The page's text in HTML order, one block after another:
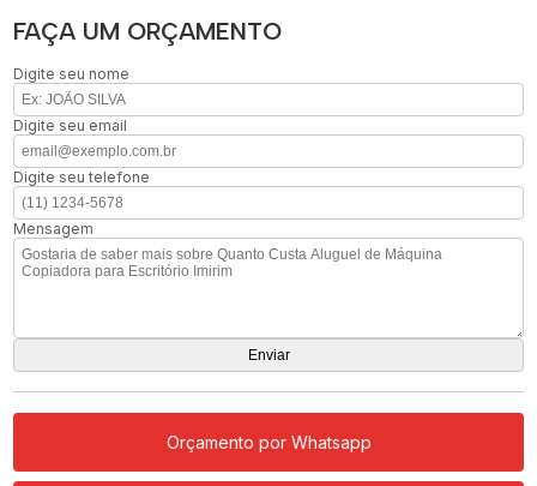
FAÇA UM ORÇAMENTO
Digite seu nome
Digite seu email
Digite seu telefone
Mensagem
Orçamento por Whatsapp